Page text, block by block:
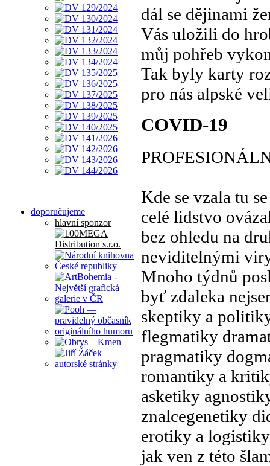
doporučujeme
hlavní sponzor
dál se dějinami
Vás uložili do
můj pohřeb
Tak byly karty
pro nás alpské
COVID-19
Kde se vzala tu
celé lidstvo
bez ohledu na
neviditelnými
Mnoho týdnů
byť zdaleka
skeptiky a
flegmatiky
pragmatiky
romantiky a
asketiky
znalcegenetiky
erotiky a logistiky
jak ven z této